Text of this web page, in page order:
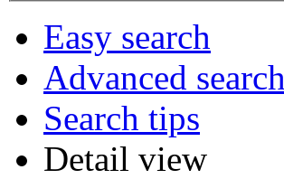
Easy search
Advanced search
Search tips
Detail view